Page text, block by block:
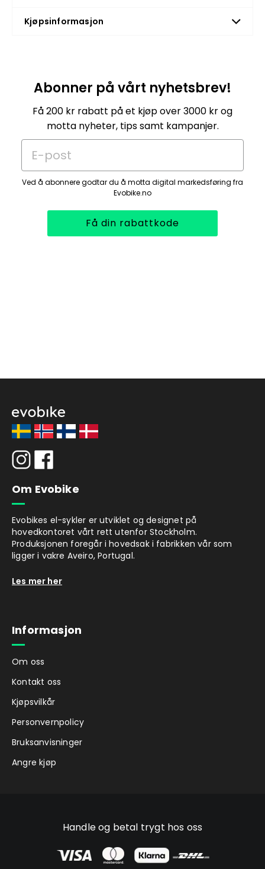
Kjøpsinformasjon
Abonner på vårt nyhetsbrev!
Få 200 kr rabatt på et kjøp over 3000 kr og
motta nyheter, tips samt kampanjer.
E-post
Ved å abonnere godtar du å motta digital markedsføring fra
Evobike.no
Få din rabattkode
Om Evobike
Evobikes el-sykler er utviklet og designet på
hovedkontoret vårt rett utenfor Stockholm.
Produksjonen foregår i hovedsak i fabrikken vår som
ligger i vakre Aveiro, Portugal.
Les mer her
Informasjon
Om oss
Kontakt oss
Kjøpsvilkår
Personvernpolicy
Bruksanvisninger
Angre kjøp
Handle og betal trygt hos oss